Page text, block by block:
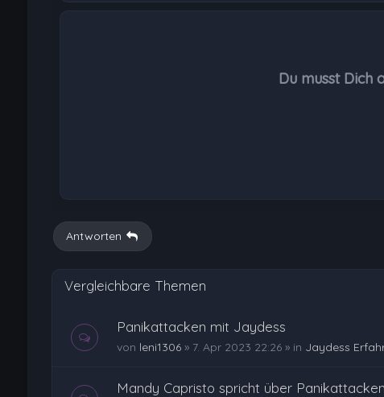
Du musst Dich
Antworten
Vergleichbare Themen
Panikattacken mit Jaydess
von leni1306» 7. Apr 2023 22:26» in Jaydess
Mandy Capristo spricht über Panikattacken